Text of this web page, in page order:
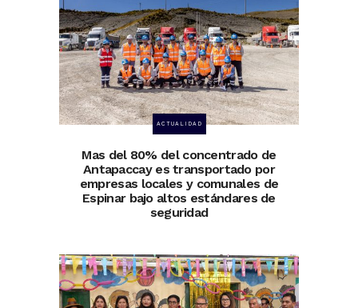
ACTUALIDAD
Mas del 80% del concentrado de
Antapaccay es transportado por
empresas locales y comunales de
Espinar bajo altos estándares de
seguridad